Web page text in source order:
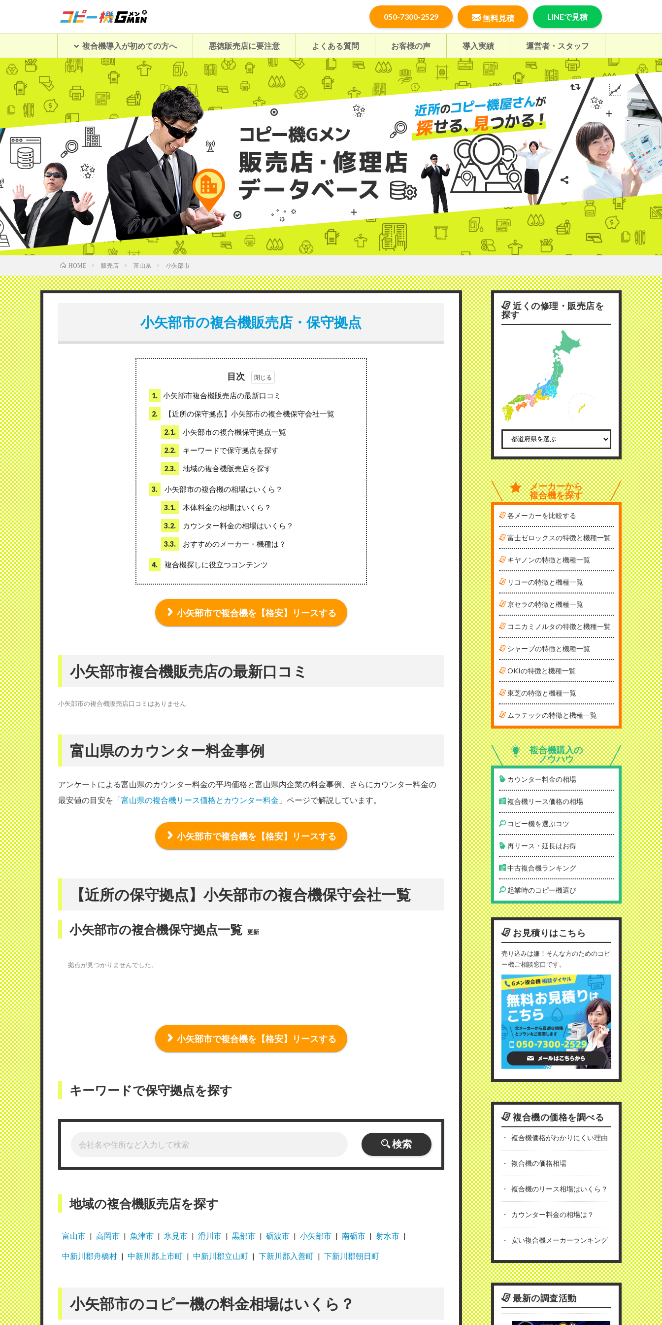
050-7300-2529 無料見積 LINEで見積
複合機導入が初めての方へ 悪徳販売店に要注意 よくある質問 お客様の声 導入実績 運営者・スタッフ
HOME 販売店 富山県 小矢部市
小矢部市の複合機販売店・保守拠点
目次
1. 小矢部市複合機販売店の最新口コミ
2. 【近所の保守拠点】小矢部市の複合機保守会社一覧
2.1. 小矢部市の複合機保守拠点一覧
2.2. キーワードで保守拠点を探す
2.3. 地域の複合機販売店を探す
3. 小矢部市の複合機の相場はいくら？
3.1. 本体料金の相場はいくら？
3.2. カウンター料金の相場はいくら？
3.3. おすすめのメーカー・機種は？
4. 複合機探しに役立つコンテンツ
小矢部市で複合機を【格安】リースする
小矢部市複合機販売店の最新口コミ
小矢部市の複合機販売店口コミはありません
富山県のカウンター料金事例
アンケートによる富山県のカウンター料金の平均価格と富山県内企業の料金事例、さらにカウンター料金の
最安値の目安を「富山県の複合機リース価格とカウンター料金 」ページで解説しています。
小矢部市で複合機を【格安】リースする
【近所の保守拠点】小矢部市の複合機保守会社一覧
小矢部市の複合機保守拠点一覧 更新
拠点が見つかりませんでした。
小矢部市で複合機を【格安】リースする
キーワードで保守拠点を探す
検索
地域の複合機販売店を探す
富山市 高岡市 魚津市 氷見市 滑川市 黒部市 砺波市 小矢部市 南砺市 射水市
中新川郡舟橋村 中新川郡上市町 中新川郡立山町 下新川郡入善町 下新川郡朝日町
小矢部市のコピー機の料金相場はいくら？
近くの修理・販売店を
探す
メーカーから
複合機を探す
各メーカーを比較する
富士ゼロックスの特徴と機種一覧
キヤノンの特徴と機種一覧
リコーの特徴と機種一覧
京セラの特徴と機種一覧
コニカミノルタの特徴と機種一覧
シャープの特徴と機種一覧
OKIの特徴と機種一覧
東芝の特徴と機種一覧
ムラテックの特徴と機種一覧
複合機購入の
ノウハウ
カウンター料金の相場
複合機リース価格の相場
コピー機を選ぶコツ
再リース・延長はお得
中古複合機ランキング
起業時のコピー機選び
お見積りはこちら
売り込みは嫌！そんな方のためのコピ
ー機ご相談窓口です。
複合機の価格を調べる
複合機価格がわかりにくい理由
複合機の価格相場
複合機のリース相場はいくら？
カウンター料金の相場は？
安い複合機メーカーランキング
最新の調査活動